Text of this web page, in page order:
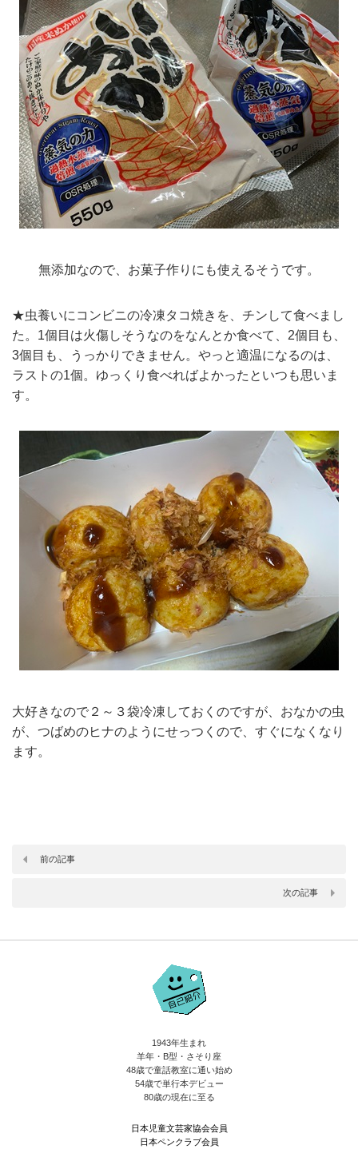
無添加なので、お菓子作りにも使えるそうです。
★虫養いにコンビニの冷凍タコ焼きを、チンして食べまし
た。1個目は火傷しそうなのをなんとか食べて、2個目も、
3個目も、うっかりできません。やっと適温になるのは、
ラストの1個。ゆっくり食べればよかったといつも思いま
す。
大好きなので２～３袋冷凍しておくのですが、おなかの虫
が、つばめのヒナのようにせっつくので、すぐになくなり
ます。
前の記事
次の記事
1943年生まれ
羊年・B型・さそり座
48歳で童話教室に通い始め
54歳で単行本デビュー
80歳の現在に至る
日本児童文芸家協会会員
日本ペンクラブ会員